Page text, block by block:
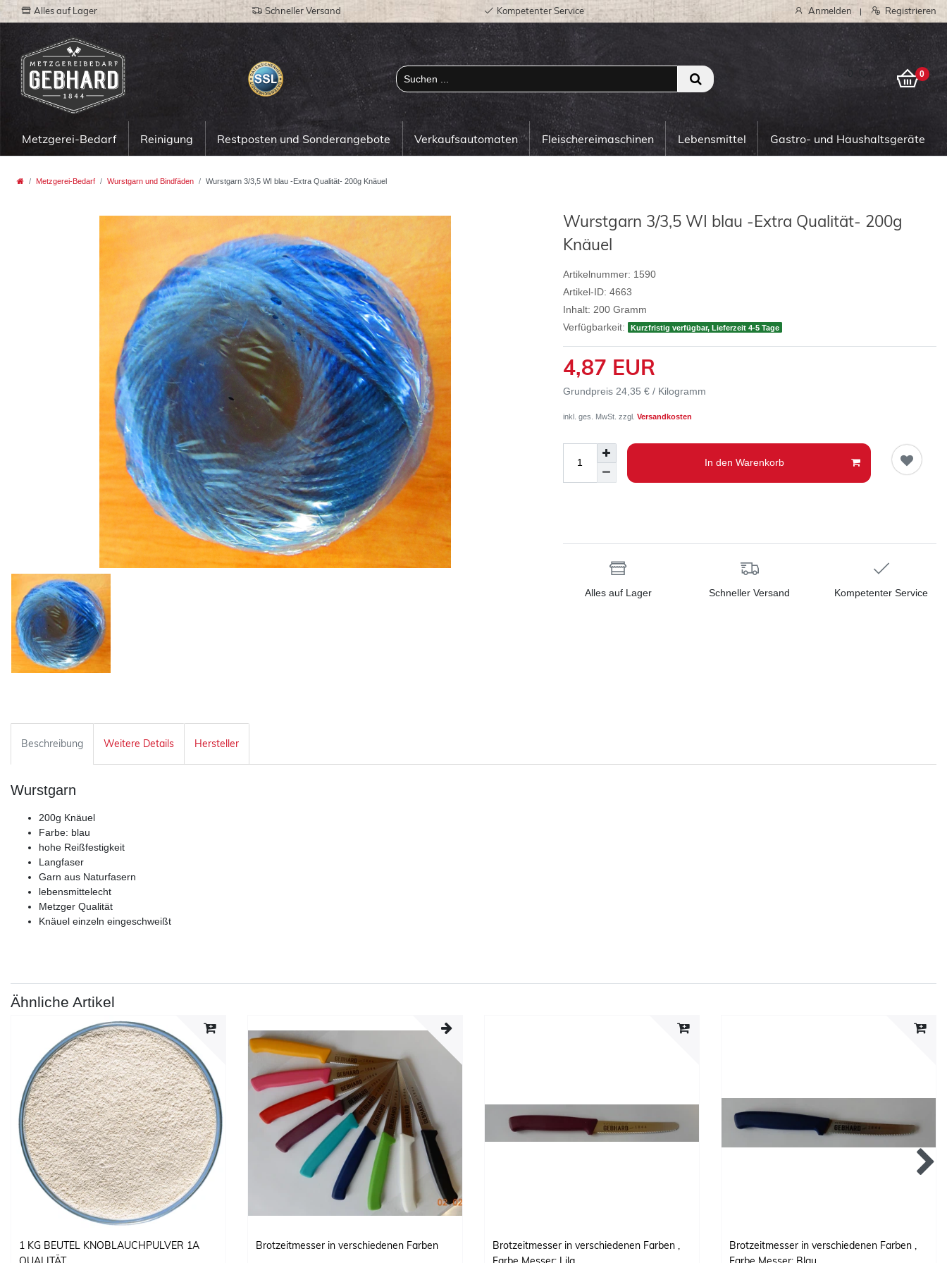
Alles auf Lager Schneller Versand Kompetenter Service Anmelden | Registrieren
0
0
Metzgerei-Bedarf Reinigung Restposten und Sonderangebote Verkaufsautomaten Fleischereimaschinen Lebensmittel Gastro- und Haushaltsgeräte
Metzgerei-Bedarf Wurstgarn und Bindfäden Wurstgarn 3/3,5 WI blau -Extra Qualität- 200g Knäuel
Wurstgarn 3/3,5 WI blau -Extra Qualität- 200g
Knäuel
Artikelnummer: 1590
Artikel-ID: 4663
Inhalt: 200 Gramm
Verfügbarkeit:
Kurzfristig verfügbar, Lieferzeit 4-5 Tage
4,87 EUR
Grundpreis 24,35 € / Kilogramm
inkl. ges. MwSt. zzgl. Versandkosten
In den Warenkorb
Alles auf Lager Schneller Versand Kompetenter Service
Beschreibung Weitere Details Hersteller
Wurstgarn
200g Knäuel
Farbe: blau
hohe Reißfestigkeit
Langfaser
Garn aus Naturfasern
lebensmittelecht
Metzger Qualität
Knäuel einzeln eingeschweißt
Ähnliche Artikel
1 KG BEUTEL KNOBLAUCHPULVER 1A
Brotzeitmesser in verschiedenen Farben Brotzeitmesser in verschiedenen Farben,
Brotzeitmesser in verschiedenen Farben,